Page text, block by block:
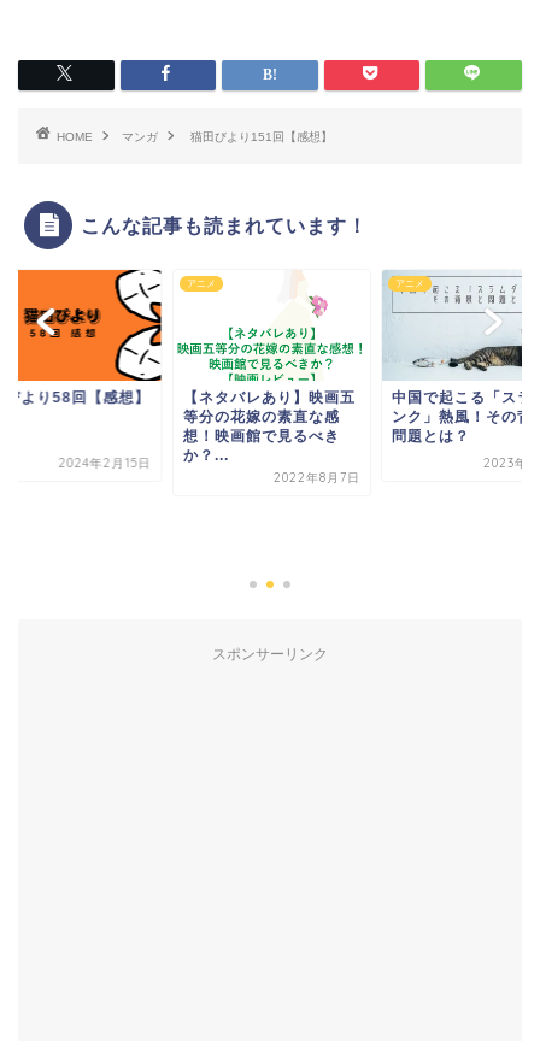
HOME マンガ 猫田びより151回【感想】
こんな記事も読まれています！
タバレあり】映画五
アニメ
中国で起こる「スラムダ
ンク」熱風！その背景と
問題とは？
マンガ
スポンサーリンク